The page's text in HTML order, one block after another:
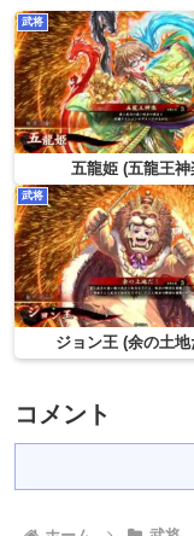
武将
五龍姫 (五龍王神
武将
ジョン王 (余の土地
コメント